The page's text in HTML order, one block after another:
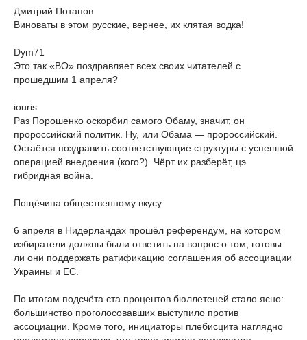
Дмитрий Потапов
Виноваты в этом русские, вернее, их клятая водка!
Dym71
Это так «ВО» поздравляет всех своих читателей с
прошедшим 1 апреля?
iouris
Раз Порошенко оскорбил самого Обаму, значит, он
пророссийский политик. Ну, или Обама — пророссийский.
Остаётся поздравить соответствующие структуры с успешной
операцией внедрения (кого?). Чёрт их разберёт, цэ
гибридная война.
Пощёчина общественному вкусу
6 апреля в Нидерландах прошёл референдум, на котором
избиратели должны были ответить на вопрос о том, готовы
ли они поддержать ратификацию соглашения об ассоциации
Украины и ЕС.
По итогам подсчёта ста процентов бюллетеней стало ясно:
большинство проголосовавших выступило против
ассоциации. Кроме того, инициаторы плебисцита наглядно